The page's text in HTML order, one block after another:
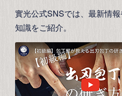
實光公式SNSでは、最新情
知識をご紹介。